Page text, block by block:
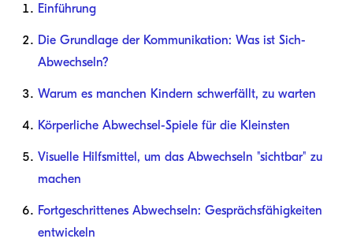
Einführung
Die Grundlage der Kommunikation: Was ist Sich-
Abwechseln?
Warum es manchen Kindern schwerfällt, zu warten
Körperliche Abwechsel-Spiele für die Kleinsten
Visuelle Hilfsmittel, um das Abwechseln "sichtbar" zu
machen
Fortgeschrittenes Abwechseln: Gesprächsfähigkeiten
entwickeln